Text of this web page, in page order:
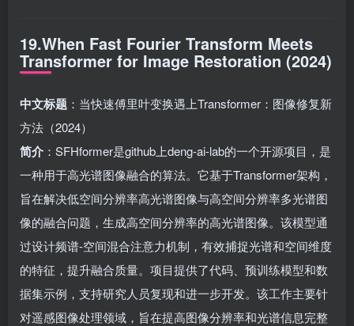
19.When Fast Fourier Transform Meets
Transformer for Image Restoration (2024)
中文标题 ：当快速傅里叶变换遇上Transformer：图像修复新
方法（2024）
简介 ：SFHformer是github上deng-ai-lab的一个开源项目，是
一种用于高光谱图像融合的算法。它基于Transformer架构，
旨在解决低空间分辨率高光谱图像与高空间分辨率多光谱图
像的融合问题，生成高空间分辨率的高光谱图像。该模型通
过设计频谱-空间混合注意力机制，有效捕捉光谱和空间维度
的特征，提升融合质量。项目提供了代码、预训练模型和数
据集示例，支持研究人员复现和进一步开发。该工作主要针
对遥感图像处理领域，旨在提高图像分辨率和光谱信息完整